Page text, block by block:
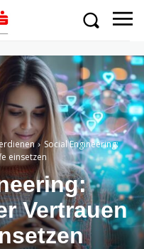
Social Engineering:
einsetzen
Vertrauen